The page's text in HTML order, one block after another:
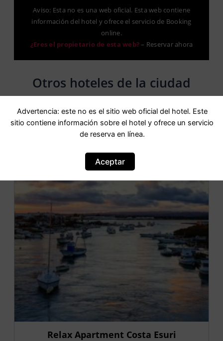
Aviso: Esta no es una web oficial. Esta web contiene
información del hotel y ofrece el servicio de Booking
online.
¿Eres el propietario de esta web?– Reservar ahora
Otros hoteles de la ciudad
Relax Apartment Costa Esuri
Advertencia: este no es el sitio web oficial del hotel. Este
sitio contiene información sobre el hotel y ofrece un servicio
de reserva en línea.
Aceptar